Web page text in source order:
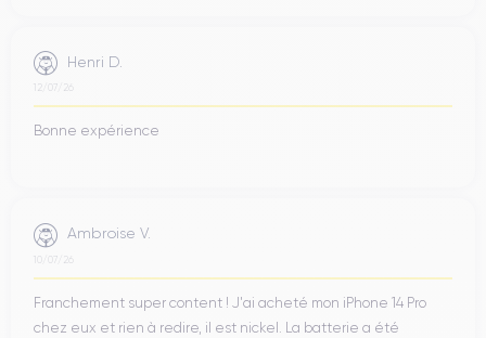
Henri D.
12/07/26
Bonne expérience
Ambroise V.
10/07/26
Franchement super content ! J'ai acheté mon iPhone 14 Pro
chez eux et rien à redire, il est nickel. La batterie a été